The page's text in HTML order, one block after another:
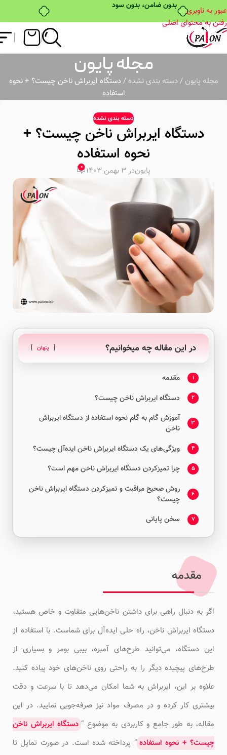
عبور به ناوبری
رفتن به محتوای اصلی
مجله پایون
مجله پایون / دسته بندی نشده /دستگاه ایربراش ناخن چیست؟ + نحوه
استفاده
دسته بندی نشده
دستگاه ایربراش ناخن چیست؟ +
نحوه استفاده
پایوندر 3 بهمن 1403 0
در این مقاله چه میخوانیم؟ پنهان
1 مقدمه
2 دستگاه ایربراش ناخن چیست؟
3
آموزش گام به گام نحوه استفاده از دستگاه ایربراش
ناخن
4 ویژگی‌های یک دستگاه ایربراش ناخن ایده‌آل چیست؟
5 چرا تمیزکردن دستگاه ایربراش ناخن مهم است؟
6
روش صحیح مراقبت و تمیزکردن دستگاه ایربراش ناخن
چیست؟
7 سخن پایانی
مقدمه
اگر به دنبال راهی برای داشتن ناخن‌هایی متفاوت و خاص هستید،
دستگاه ایربراش ناخن، راه حلی ایده‌آل برای شماست. با استفاده از
این دستگاه، می‌توانید طرح‌های آمبره، بیبی بومر و بسیاری از
طرح‌های پیچیده دیگر را به راحتی روی ناخن‌های خود پیاده کنید.
علاوه بر این، ایربراش به شما امکان می‌دهد تا با سرعت و دقت
بیشتری کار کرده و در مصرف مواد نیز صرفه‌جویی نمایید. در این
مقاله، به طور جامع و کاربردی به موضوع “ دستگاه ایربراش ناخن
چیست؟ + نحوه استفاده ” پرداخته شده است. در صورت تمایل تا